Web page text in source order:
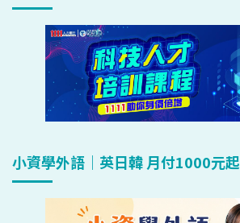
小資學外語｜英日韓 月付1000元起